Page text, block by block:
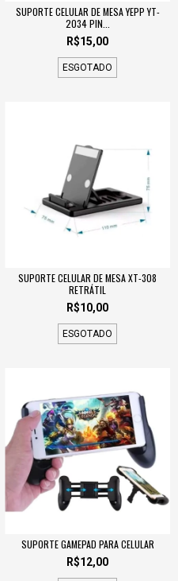
SUPORTE CELULAR DE MESA YEPP YT-
2034 PIN...
R$15,00
ESGOTADO
SUPORTE CELULAR DE MESA XT-308
RETRÁTIL
R$10,00
ESGOTADO
SUPORTE GAMEPAD PARA CELULAR
R$12,00